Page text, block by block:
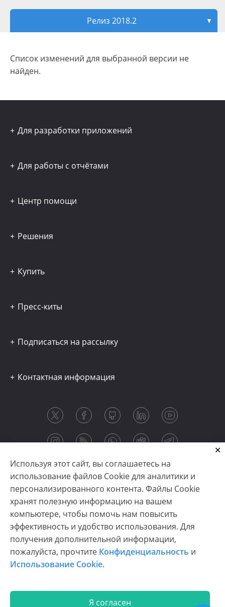
Релиз 2018.2 ▼
Список изменений для выбранной версии не
найден.
Используя этот сайт, вы соглашаетесь на
использование файлов Cookie для аналитики и
персонализированного контента. Файлы Cookie
хранят полезную информацию на вашем
компьютере, чтобы помочь нам повысить
эффективность и удобство использования. Для
получения дополнительной информации,
пожалуйста, прочтите Конфиденциальность и
Использование Cookie.
Я согласен
Для разработки приложений
Для работы с отчётами
Центр помощи
Решения
Купить
Пресс-киты
Подписаться на рассылку
Контактная информация
Copyright © 2003-2026 CloudReports sp. z o.o. (dba
Stimulsoft). All rights reserved.
Конфиденциальность
En De